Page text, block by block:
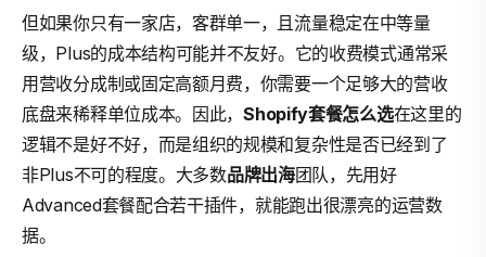
但如果你只有一家店，客群单一，且流量稳定在中等量
级，Plus的成本结构可能并不友好。它的收费模式通常采
用营收分成制或固定高额月费，你需要一个足够大的营收
底盘来稀释单位成本。因此，Shopify套餐怎么选在这里的
逻辑不是好不好，而是组织的规模和复杂性是否已经到了
非Plus不可的程度。大多数品牌出海团队，先用好
Advanced套餐配合若干插件，就能跑出很漂亮的运营数
据。